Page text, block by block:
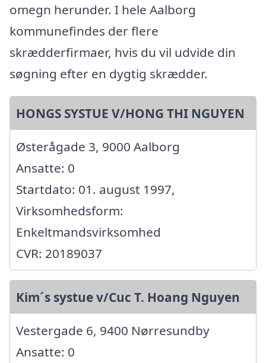
omegn herunder. I hele Aalborg
kommunefindes der flere
skrædderfirmaer, hvis du vil udvide din
søgning efter en dygtig skrædder.
HONGS SYSTUE V/HONG THI NGUYEN
Østerågade 3, 9000 Aalborg
Ansatte: 0
Startdato: 01. august 1997,
Virksomhedsform:
Enkeltmandsvirksomhed
CVR: 20189037
Kim´s systue v/Cuc T. Hoang Nguyen
Vestergade 6, 9400 Nørresundby
Ansatte: 0